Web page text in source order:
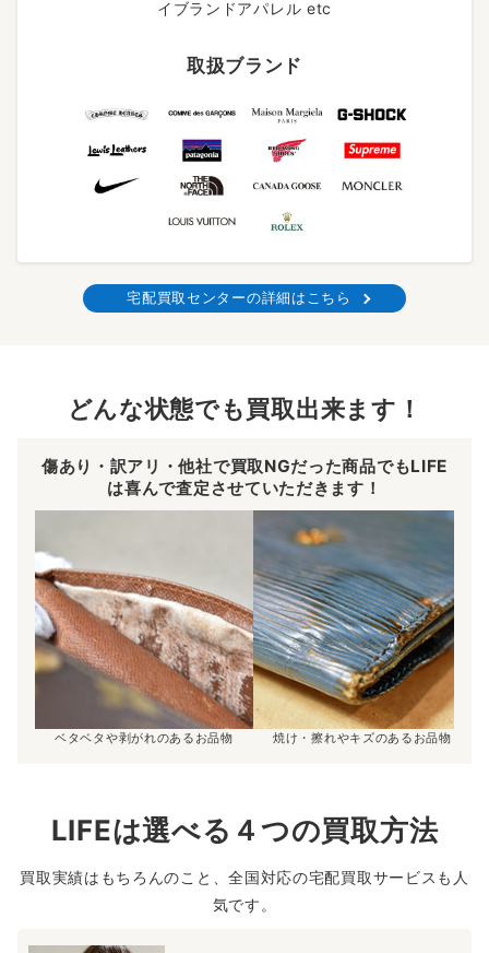
イブランドアパレル etc
取扱ブランド
宅配買取センターの詳細はこちら
どんな状態でも買取出来ます！
傷あり・訳アリ・他社で買取NGだった商品でもLIFE
は喜んで査定させていただきます！
ベタベタや剥がれのあるお品物 焼け・擦れやキズのあるお品物
LIFEは選べる４つの買取方法
買取実績はもちろんのこと、全国対応の宅配買取サービスも人
気です。